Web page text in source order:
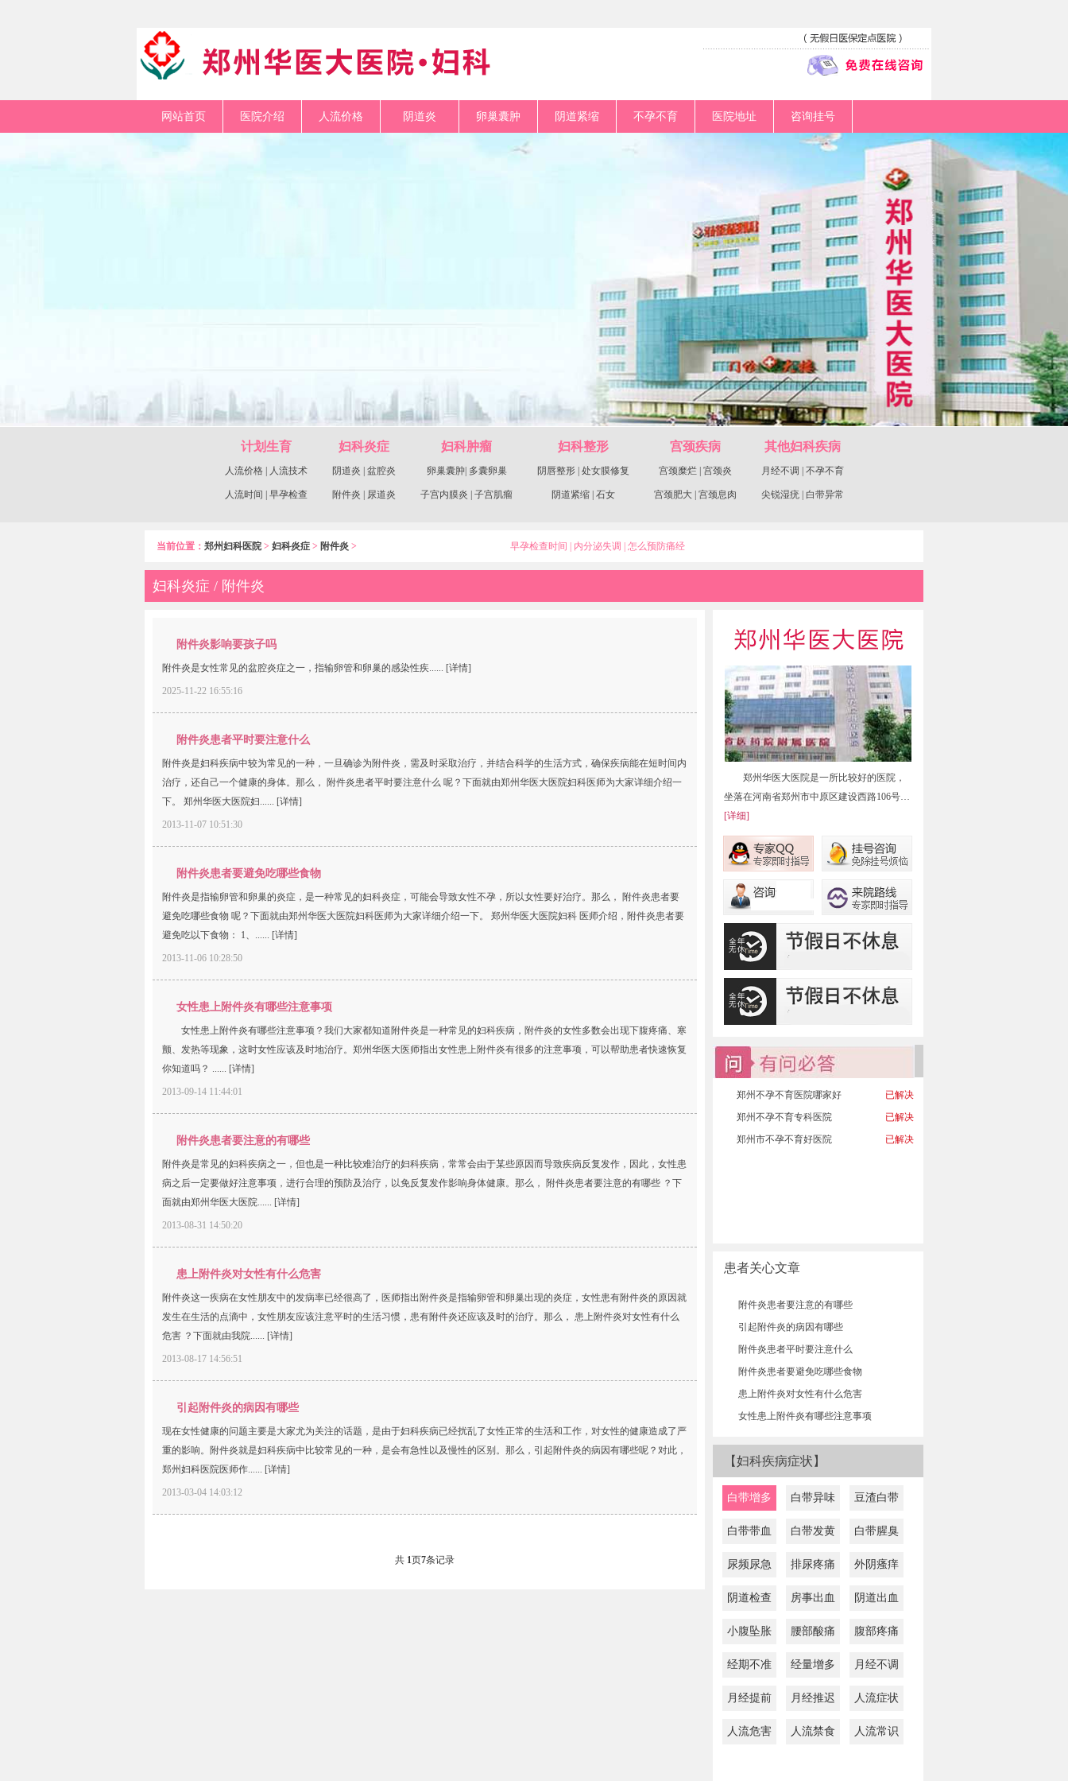
网站首页 医院介绍 人流价格 阴道炎 卵巢囊肿 阴道紧缩 不孕不育 医院地址 咨询挂号
计划生育
人流价格 人流技术
人流时间 早孕检查
妇科炎症
阴道炎 盆腔炎
附件炎 尿道炎
妇科肿瘤
卵巢囊肿| 多囊卵巢
子宫内膜炎 子宫肌瘤
妇科整形
阴唇整形 处女膜修复
阴道紧缩 石女
宫颈疾病
宫颈糜烂 宫颈炎
宫颈肥大 宫颈息肉
其他妇科疾病
月经不调 不孕不育
尖锐湿疣 白带异常
早孕检查时间 内分泌失调 怎么预防痛经
当前位置： 郑州妇科医院 > 妇科炎症 > 附件炎 >
妇科炎症 / 附件炎
附件炎影响要孩子吗
附件炎是女性常见的盆腔炎症之一，指输卵管和卵巢的感染性疾...... [详情]
2025-11-22 16:55:16
附件炎患者平时要注意什么
附件炎是妇科疾病中较为常见的一种，一旦确诊为附件炎，需及时采取治疗，并结合科学的生活方式，确保疾病能在短时间内
治疗，还自己一个健康的身体。那么， 附件炎患者平时要注意什么 呢？下面就由郑州华医大医院妇科医师为大家详细介绍一
下。 郑州华医大医院妇...... [详情]
2013-11-07 10:51:30
附件炎患者要避免吃哪些食物
附件炎是指输卵管和卵巢的炎症，是一种常见的妇科炎症，可能会导致女性不孕，所以女性要好治疗。那么， 附件炎患者要
避免吃哪些食物 呢？下面就由郑州华医大医院妇科医师为大家详细介绍一下。 郑州华医大医院妇科 医师介绍，附件炎患者要
避免吃以下食物： 1、...... [详情]
2013-11-06 10:28:50
女性患上附件炎有哪些注意事项
女性患上附件炎有哪些注意事项？我们大家都知道附件炎是一种常见的妇科疾病，附件炎的女性多数会出现下腹疼痛、寒
颤、发热等现象，这时女性应该及时地治疗。郑州华医大医师指出女性患上附件炎有很多的注意事项，可以帮助患者快速恢复
你知道吗？ ...... [详情]
2013-09-14 11:44:01
附件炎患者要注意的有哪些
附件炎是常见的妇科疾病之一，但也是一种比较难治疗的妇科疾病，常常会由于某些原因而导致疾病反复发作，因此，女性患
病之后一定要做好注意事项，进行合理的预防及治疗，以免反复发作影响身体健康。那么， 附件炎患者要注意的有哪些 ？下
面就由郑州华医大医院...... [详情]
2013-08-31 14:50:20
患上附件炎对女性有什么危害
附件炎这一疾病在女性朋友中的发病率已经很高了，医师指出附件炎是指输卵管和卵巢出现的炎症，女性患有附件炎的原因就
发生在生活的点滴中，女性朋友应该注意平时的生活习惯，患有附件炎还应该及时的治疗。那么， 患上附件炎对女性有什么
危害 ？下面就由我院...... [详情]
2013-08-17 14:56:51
引起附件炎的病因有哪些
现在女性健康的问题主要是大家尤为关注的话题，是由于妇科疾病已经扰乱了女性正常的生活和工作，对女性的健康造成了严
重的影响。附件炎就是妇科疾病中比较常见的一种，是会有急性以及慢性的区别。那么，引起附件炎的病因有哪些呢？对此，
郑州妇科医院医师作...... [详情]
2013-03-04 14:03:12
共 1页7条记录
郑州华医大医院是一所比较好的医院，
坐落在河南省郑州市中原区建设西路106号…
[详细]
已解决
郑州不孕不育医院哪家好
已解决
郑州不孕不育专科医院
已解决
郑州市不孕不育好医院
患者关心文章
附件炎患者要注意的有哪些
引起附件炎的病因有哪些
附件炎患者平时要注意什么
附件炎患者要避免吃哪些食物
患上附件炎对女性有什么危害
女性患上附件炎有哪些注意事项
【妇科疾病症状】
白带增多 白带异味 豆渣白带
白带带血 白带发黄 白带腥臭
尿频尿急 排尿疼痛 外阴瘙痒
阴道检查 房事出血 阴道出血
小腹坠胀 腰部酸痛 腹部疼痛
经期不准 经量增多 月经不调
月经提前 月经推迟 人流症状
人流危害 人流禁食 人流常识